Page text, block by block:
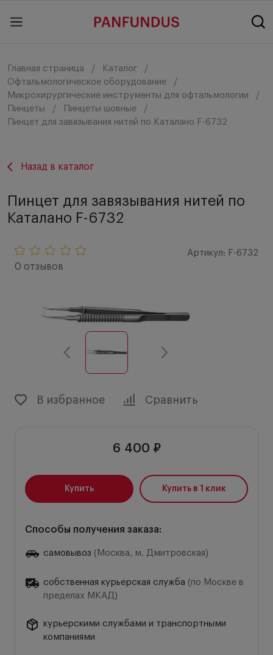
Главная страница
Каталог
Офтальмологическое оборудование
Микрохирургические инструменты для офтальмологии
Пинцеты
Пинцеты шовные
Пинцет для завязывания нитей по Каталано F-6732
Назад в каталог
Пинцет для завязывания нитей по
Каталано F-6732
0 отзывов
Артикул: F-6732
В избранное Сравнить
6 400 ₽
Купить Купить в 1 клик
Способы получения заказа:
самовывоз (Москва, м. Дмитровская)
собственная курьерская служба (по Москве в
пределах МКАД)
курьерскими службами и транспортными
компаниями